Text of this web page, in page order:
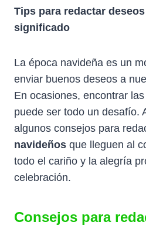
Tips para redactar
significado
La época navideña es un
enviar buenos deseos a
En ocasiones, encontrar
puede ser todo un desafío.
algunos consejos para
navideños que lleguen al
todo el cariño y la alegría
celebración.
Consejos para